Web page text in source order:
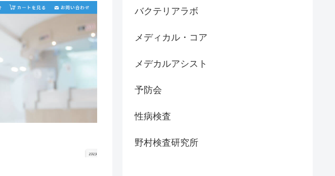
バクテリアラボ
メディカル・コア
メデカルアシスト
予防会
性病検査
野村検査研究所